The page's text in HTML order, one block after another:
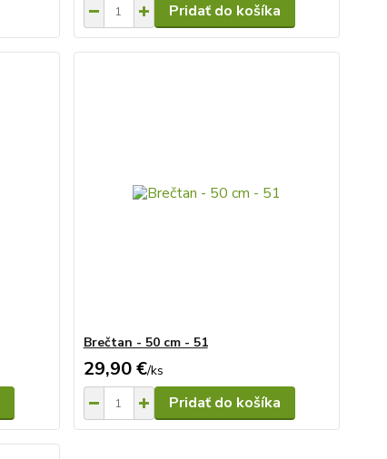
Pridať do košíka
Brečtan - 50 cm - 51
29,90 €/ks
Pridať do košíka